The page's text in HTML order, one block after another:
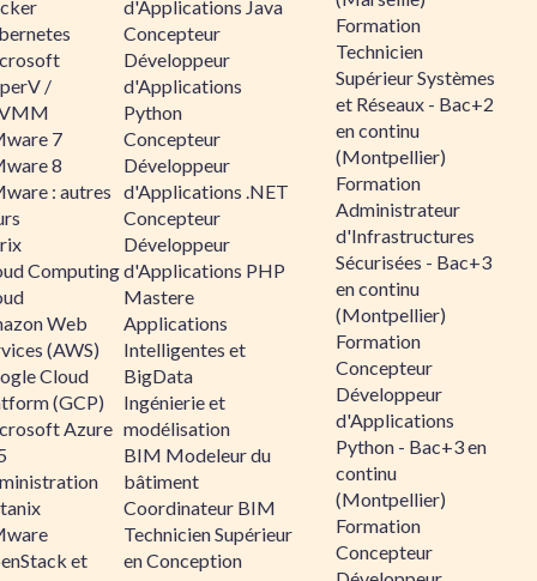
/
7
8
: autres
Computing
Web
(AWS)
Cloud
(GCP)
Azure
et
d'Applications Java
Concepteur
Développeur
d'Applications
Python
Concepteur
Développeur
d'Applications .NET
Concepteur
Développeur
d'Applications PHP
Mastere
Applications
Intelligentes et
BigData
Ingénierie et
modélisation
BIM Modeleur du
bâtiment
Coordinateur BIM
Technicien Supérieur
en Conception
Formation
Technicien
Supérieur Systèmes
et Réseaux - Bac+2
en continu
(Montpellier)
Formation
Administrateur
d'Infrastructures
Sécurisées - Bac+3
en continu
(Montpellier)
Formation
Concepteur
Développeur
d'Applications
Python - Bac+3 en
continu
(Montpellier)
Formation
Concepteur